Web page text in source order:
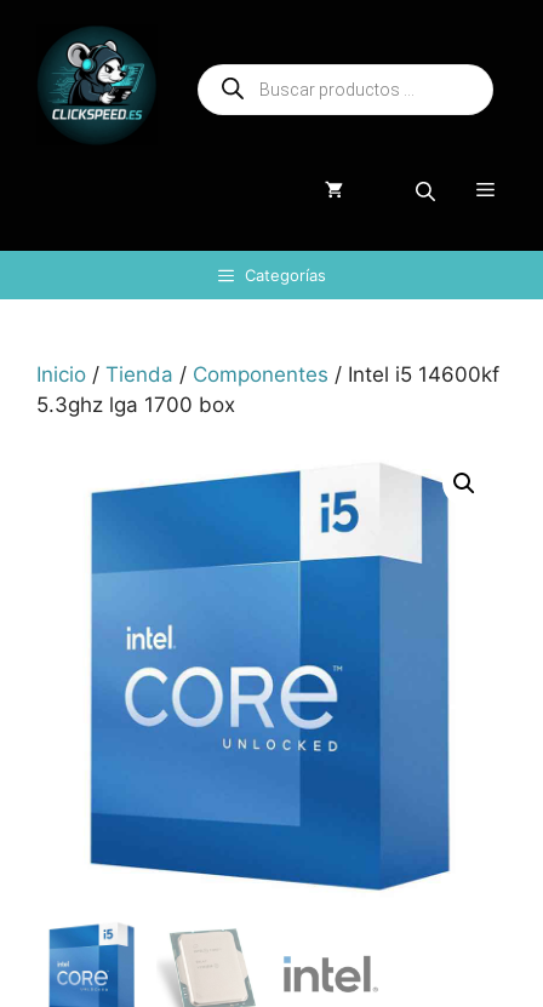
contenido
Búsqueda
de
productos
Menú
Categorías
Inicio / Tienda / Componentes / Intel i5 14600kf
5.3ghz lga 1700 box